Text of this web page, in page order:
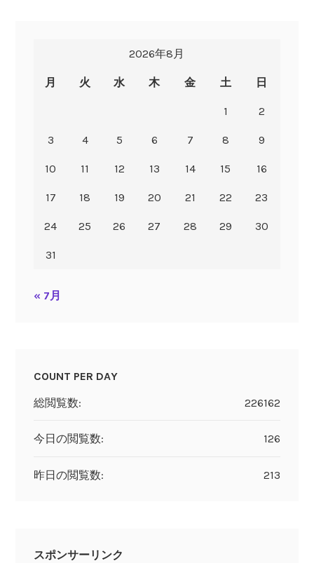
2026年8月
月 火 水 木 金 土 日
1 2
3 4 5 6 7 8 9
10 11 12 13 14 15 16
17 18 19 20 21 22 23
24 25 26 27 28 29 30
31
« 7月
COUNT PER DAY
226162
総閲覧数:
126
今日の閲覧数:
213
昨日の閲覧数:
スポンサーリンク